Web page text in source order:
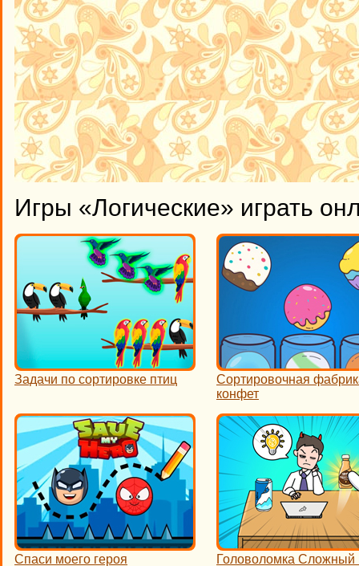
Игры «Логические» играть
Задачи по сортировке птиц
Сортировочная
конфет
Спаси моего героя Головоломка Сложный